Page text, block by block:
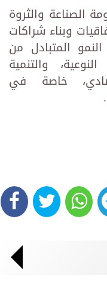
الصناعة والثروة
وبناء شراكات
النمو المتبادل من
والتنمية
خاصة في